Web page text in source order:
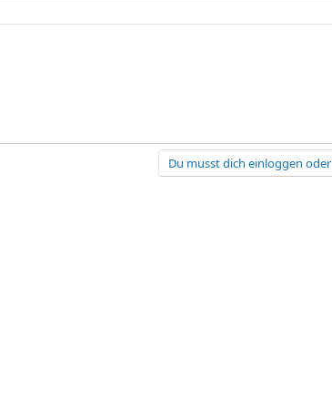
Du musst dich einloggen